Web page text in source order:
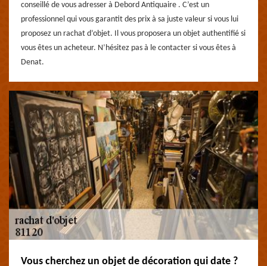
conseillé de vous adresser à Debord Antiquaire . C’est un
professionnel qui vous garantit des prix à sa juste valeur si vous lui
proposez un rachat d’objet. Il vous proposera un objet authentifié si
vous êtes un acheteur. N’hésitez pas à le contacter si vous êtes à
Denat.
Vous cherchez un objet de décoration qui date ?